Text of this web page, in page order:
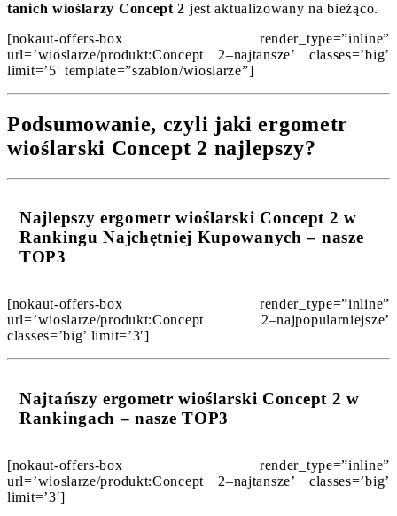
tanich wioślarzy Concept 2 jest aktualizowany na bieżąco.
[nokaut-offers-box render_type=”inline”
url=’wioslarze/produkt:Concept 2–najtansze’ classes=’big’
limit=’5′ template=”szablon/wioslarze”]
Podsumowanie, czyli jaki ergometr
wioślarski Concept 2 najlepszy?
Najlepszy ergometr wioślarski Concept 2 w
Rankingu Najchętniej Kupowanych – nasze
TOP3
[nokaut-offers-box render_type=”inline”
url=’wioslarze/produkt:Concept 2–najpopularniejsze’
classes=’big’ limit=’3′]
Najtańszy ergometr wioślarski Concept 2 w
Rankingach – nasze TOP3
[nokaut-offers-box render_type=”inline”
url=’wioslarze/produkt:Concept 2–najtansze’ classes=’big’
limit=’3′]